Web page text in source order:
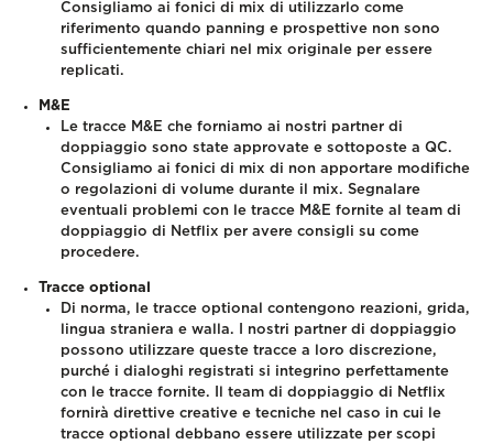
Consigliamo ai fonici di mix di utilizzarlo come
riferimento quando panning e prospettive non sono
sufficientemente chiari nel mix originale per essere
replicati.
M&E
Le tracce M&E che forniamo ai nostri partner di
doppiaggio sono state approvate e sottoposte a QC.
Consigliamo ai fonici di mix di non apportare modifiche
o regolazioni di volume durante il mix. Segnalare
eventuali problemi con le tracce M&E fornite al team di
doppiaggio di Netflix per avere consigli su come
procedere.
Tracce optional
Di norma, le tracce optional contengono reazioni, grida,
lingua straniera e walla. I nostri partner di doppiaggio
possono utilizzare queste tracce a loro discrezione,
purché i dialoghi registrati si integrino perfettamente
con le tracce fornite. Il team di doppiaggio di Netflix
fornirà direttive creative e tecniche nel caso in cui le
tracce optional debbano essere utilizzate per scopi